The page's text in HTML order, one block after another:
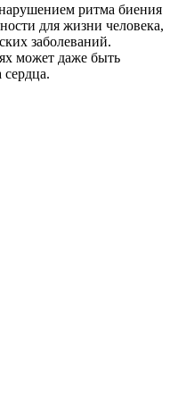
ритма биения
для жизни человека,
заболеваний.
может даже быть